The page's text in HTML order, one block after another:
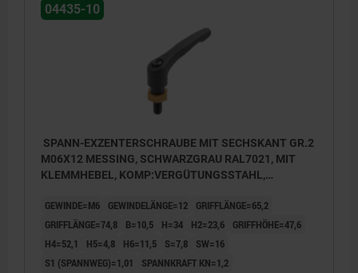
04435-10
SPANN-EXZENTERSCHRAUBE MIT SECHSKANT GR.2
M06X12 MESSING, SCHWARZGRAU RAL7021, MIT
KLEMMHEBEL, KOMP:VERGÜTUNGSSTAHL,
GEWINDE=M6 GEWINDELÄNGE=12
GRIFFLÄNGE=65,2
GRIFFLÄNGE=74,8
B=10,5 H=34 H2=23,6
GRIFFHÖHE=47,6
H4=52,1
H5=4,8 H6=11,5 S=7,8
SW=16
S1 (SPANNWEG)=1,01
SPANNKRAFT KN=1,2